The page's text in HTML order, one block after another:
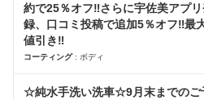
約で25％オフ‼さらに宇佐美アプ
録、口コミ投稿で追加5％オフ‼最
値引き‼
コーティング: ボディ
☆純水手洗い洗車☆9月末までのご